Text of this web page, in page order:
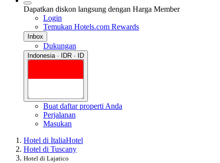
Dapatkan diskon langsung dengan Harga Member
Login
Temukan Hotels.com Rewards
Inbox
Dukungan
Indonesia · IDR · ID
Buat daftar properti Anda
Perjalanan
Masukan
Hotel di ItaliaHotel
Hotel di Tuscany
Hotel di Lajatico